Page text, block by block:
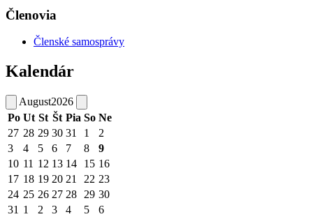
Členovia
Členské samosprávy
Kalendár
August2026
Po Ut St Št Pia So Ne
27 28 29 30 31 1
2
3
4 5 6 7 8
9
10 11 12 13 14 15 16
17 18 19 20 21 22 23
24 25 26 27 28 29 30
31 1 2 3 4 5 6